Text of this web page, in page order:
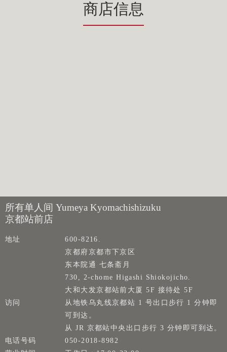
商店信息
所有单人间 Yumeya Kyomachishizuku
京都站前店
地址
600-8216.
京都府京都市下京区
东本院通 七条斋月
730, 2-chome Higashi Shiokojicho.
大和大发京都站前大厦 5F 接待处 5F
访问
从地铁乌丸线京都站 1 号出口步行 1 分钟即
可到达。
从 JR 京都站中央出口步行 3 分钟即可到达。
电话号码
050-2018-8982